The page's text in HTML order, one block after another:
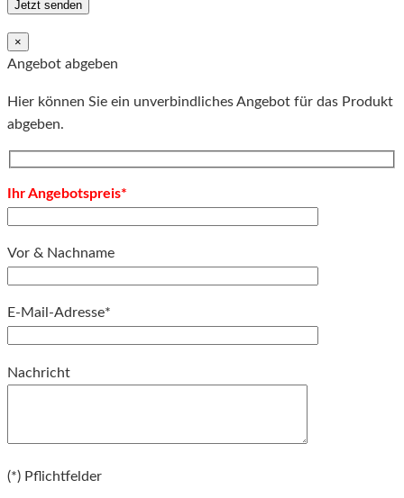
×
Angebot abgeben
Hier können Sie ein unverbindliches Angebot für das Produkt
abgeben.
Ihr Angebotspreis*
Vor & Nachname
E-Mail-Adresse*
Nachricht
(*) Pflichtfelder